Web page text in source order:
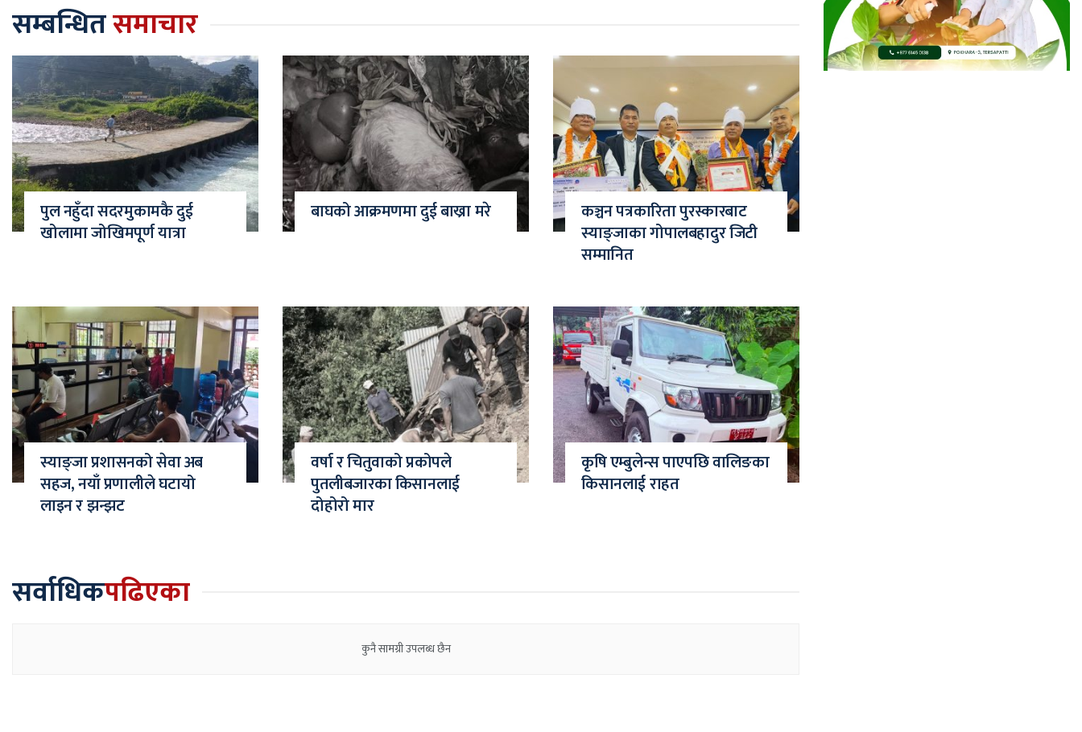
सम्बन्धितसमाचार
पुल नहुँदा सदरमुकामकै दुई
खोलामा जोखिमपूर्ण यात्रा
बाघको आक्रमणमा दुई बाख्रा मरे कञ्चन पत्रकारिता पुरस्कारबाट
स्याङ्जाका गोपालबहादुर जिटी
सम्मानित
स्याङ्जा प्रशासनको सेवा अब
सहज, नयाँ प्रणालीले घटायो
लाइन र झन्झट
वर्षा र चितुवाको प्रकोपले
पुतलीबजारका किसानलाई
दोहोरो मार
कृषि एम्बुलेन्स पाएपछि वालिङका
किसानलाई राहत
सर्वाधिकपढिएका
कुनै सामग्री उपलब्ध छैन